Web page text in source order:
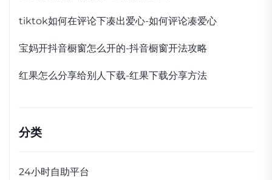
tiktok如何在评论下凑出爱心-如何评论凑爱心
宝妈开抖音橱窗怎么开的-抖音橱窗开法攻略
红果怎么分享给别人下载-红果下载分享方法
分类
24小时自助平台